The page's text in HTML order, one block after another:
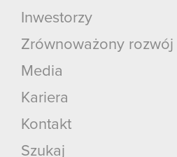
Inwestorzy
Zrównoważony rozwój
Media
Kariera
Kontakt
Szukaj